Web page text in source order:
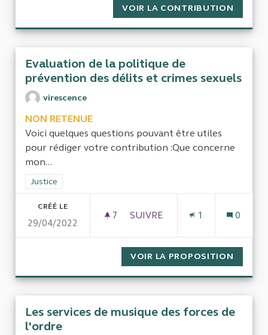
VOIR LA CONTRIBUTION
Evaluation de la politique de
prévention des délits et crimes sexuels
virescence
NON RETENUE
Voici quelques questions pouvant être utiles
pour rédiger votre contribution :Que concerne
mon...
Filtrer les résultats de la catégorie : Justice
Justice
CRÉÉ LE
29/04/2022
7 7 ABONNÉS
SUIVRE
1 0
VOIR LA PROPOSITION
Les services de musique des forces de
l'ordre